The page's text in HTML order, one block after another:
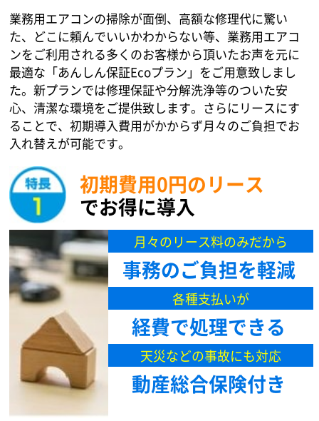
業務用エアコンの掃除が面倒、高額な修理代に驚い
た、どこに頼んでいいかわからない等、業務用エアコ
ンをご利用される多くのお客様から頂いたお声を元に
最適な「あんしん保証Ecoプラン」をご用意致しまし
た。新プランでは修理保証や分解洗浄等のついた安
心、清潔な環境をご提供致します。さらにリースにす
ることで、初期導入費用がかからず月々のご負担でお
入れ替えが可能です。
初期費用0円のリース
でお得に導入
月々のリース料のみだから
事務のご負担を軽減
各種支払いが
経費で処理できる
天災などの事故にも対応
動産総合保険付き